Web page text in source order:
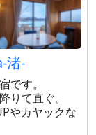
渚-
です。
りて直ぐ。
やカヤックな